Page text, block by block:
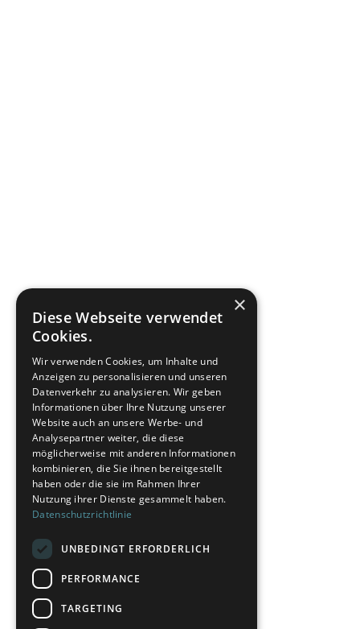
×
Diese Webseite verwendet
Cookies.
Wir verwenden Cookies, um Inhalte und
Anzeigen zu personalisieren und unseren
Datenverkehr zu analysieren. Wir geben
Informationen über Ihre Nutzung unserer
Website auch an unsere Werbe- und
Analysepartner weiter, die diese
möglicherweise mit anderen Informationen
kombinieren, die Sie ihnen bereitgestellt
haben oder die sie im Rahmen Ihrer
Nutzung ihrer Dienste gesammelt haben.
Datenschutzrichtlinie
UNBEDINGT ERFORDERLICH
PERFORMANCE
TARGETING